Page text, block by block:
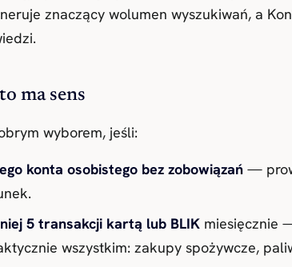
znaczący wolumen wyszukiwań, a
ma sens
wyborem, jeśli:
konta osobistego bez zobowiązań —
5 transakcji kartą lub BLIK miesięcznie
wszystkim: zakupy spożywcze,